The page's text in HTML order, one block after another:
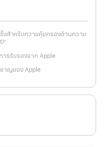
งสำหรับความคุ้มครองด้านความ
◊
รรับรองจาก Apple
าญของ Apple